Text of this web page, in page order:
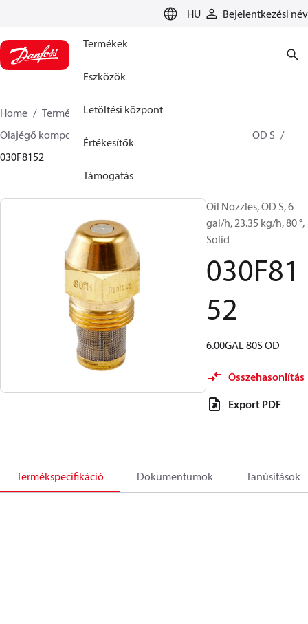
HU Bejelentkezési név
Termékek
Eszközök
Letöltési központ
Értékesítők
Támogatás
Home Termékek
Climate Solution Fűtés
Olajégő komponensek
OD B / OD H / OD S
030F8152
Oil Nozzles, OD S, 6
gal/h, 23.35 kg/h, 80 °,
Solid
030F81
52
6.00GAL 80S OD
Összehasonlítás
Export PDF
Termékspecifikáció Dokumentumok Tanúsítások